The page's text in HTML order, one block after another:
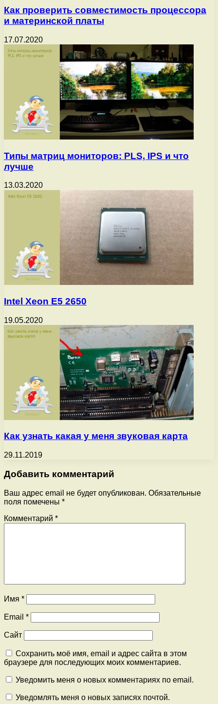
Как проверить совместимость процессора
и материнской платы
17.07.2020
Типы матриц мониторов: PLS, IPS и что
лучше
13.03.2020
Intel Xeon E5 2650
19.05.2020
Как узнать какая у меня звуковая карта
29.11.2019
Добавить комментарий
Ваш адрес email не будет опубликован. Обязательные
поля помечены *
Комментарий *
Имя *
Email *
Сайт
Сохранить моё имя, email и адрес сайта в этом
браузере для последующих моих комментариев.
Уведомить меня о новых комментариях по email.
Уведомлять меня о новых записях почтой.